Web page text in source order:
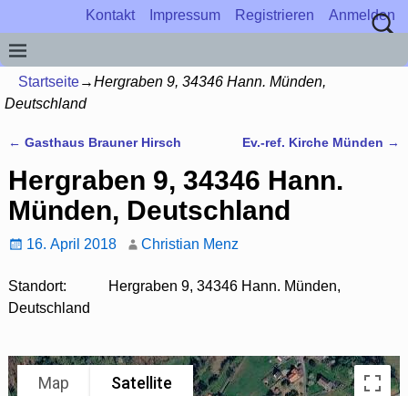
Kontakt Impressum Registrieren Anmelden
Startseite→Hergraben 9, 34346 Hann. Münden,
Deutschland
← Gasthaus Brauner Hirsch Ev.-ref. Kirche Münden →
Hergraben 9, 34346 Hann.
Münden, Deutschland
16. April 2018 Christian Menz
Standort:
Hergraben 9, 34346 Hann. Münden,
Deutschland
Map Satellite